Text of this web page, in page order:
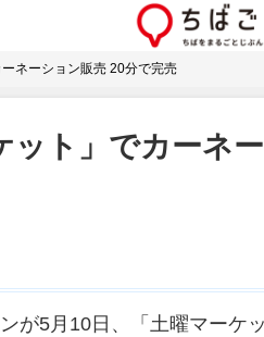
ネーション販売 20分で完売
ット」でカーネ
が5月10日、「土曜マーケ